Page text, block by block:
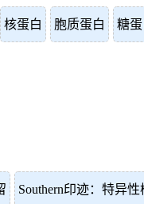
核蛋白 胞质蛋白 糖蛋
Southern印迹：特异